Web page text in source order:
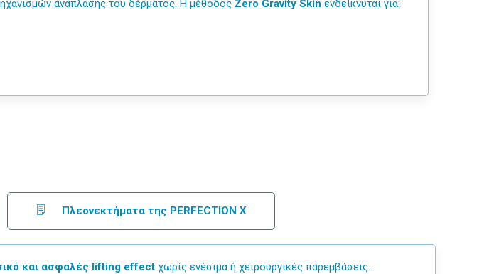
ανάπλασης του δέρματος. Η μέθοδος Zero Gravity Skin ενδείκνυται για:
Πλεονεκτήματα της PERFECTION X
και ασφαλές lifting effect χωρίς ενέσιμα ή χειρουργικές παρεμβάσεις.